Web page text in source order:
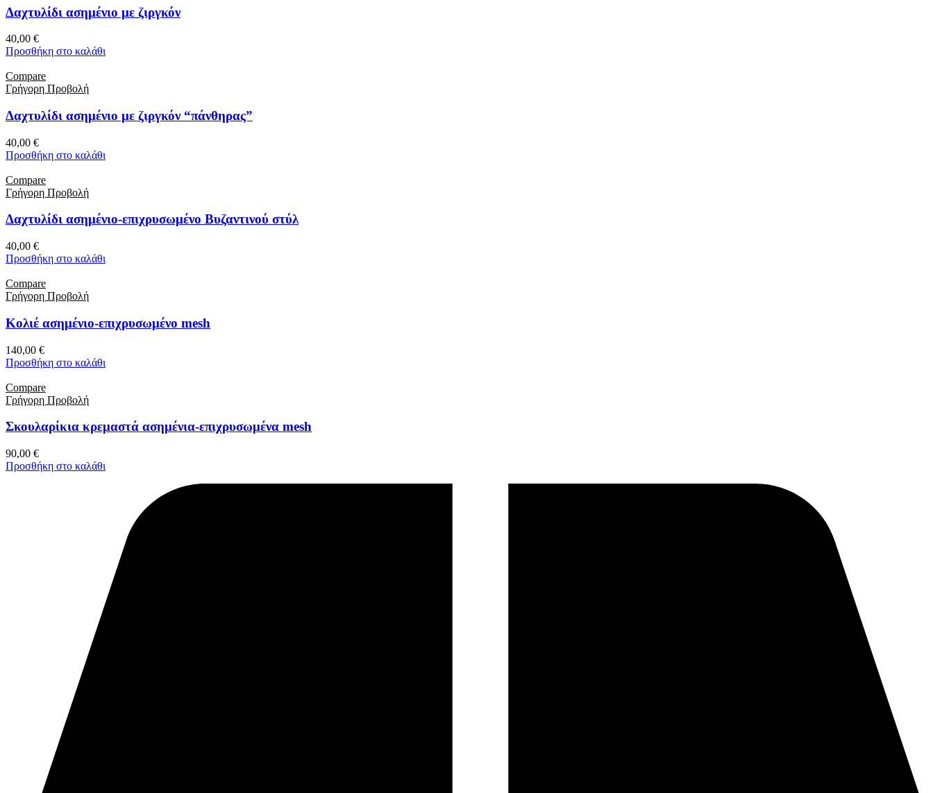
Δαχτυλίδι ασημένιο με ζιργκόν
40,00 €
Προσθήκη στο καλάθι
Compare
Γρήγορη Προβολή
Δαχτυλίδι ασημένιο με ζιργκόν “πάνθηρας”
40,00 €
Προσθήκη στο καλάθι
Compare
Γρήγορη Προβολή
Δαχτυλίδι ασημένιο-επιχρυσωμένο Βυζαντινού στύλ
40,00 €
Προσθήκη στο καλάθι
Compare
Γρήγορη Προβολή
Κολιέ ασημένιο-επιχρυσωμένο mesh
140,00 €
Προσθήκη στο καλάθι
Compare
Γρήγορη Προβολή
Σκουλαρίκια κρεμαστά ασημένια-επιχρυσωμένα mesh
90,00 €
Προσθήκη στο καλάθι